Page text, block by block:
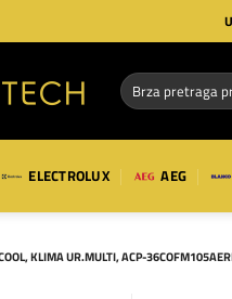
Pretraga
za:
ELECTROLUX AEG
KLIMA UR.MULTI, ACP-